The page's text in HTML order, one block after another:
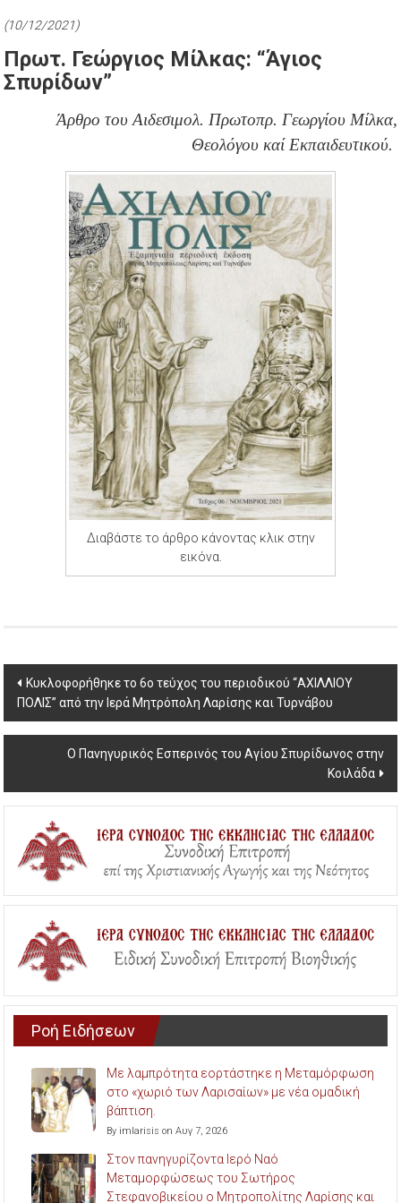
(10/12/2021)
Πρωτ. Γεώργιος Μίλκας: “Άγιος
Σπυρίδων”
Άρθρο του Αιδεσιμολ. Πρωτοπρ. Γεωργίου Μίλκα,
Θεολόγου καί Εκπαιδευτικού.
Διαβάστε το άρθρο κάνοντας κλικ στην
εικόνα.
Post
navigation
Κυκλοφορήθηκε το 6ο τεύχος του περιοδικού “ΑΧΙΛΛΙΟΥ
ΠΟΛΙΣ” από την Ιερά Μητρόπολη Λαρίσης και Τυρνάβου
Ο Πανηγυρικός Εσπερινός του Αγίου Σπυρίδωνος στην
Κοιλάδα
Ροή Ειδήσεων
Με λαμπρότητα εορτάστηκε η Μεταμόρφωση
στο «χωριό των Λαρισαίων» με νέα ομαδική
βάπτιση.
By imlarisis on Αυγ 7, 2026
Στον πανηγυρίζοντα Ιερό Ναό
Μεταμορφώσεως του Σωτήρος
Στεφανοβικείου ο Μητροπολίτης Λαρίσης και